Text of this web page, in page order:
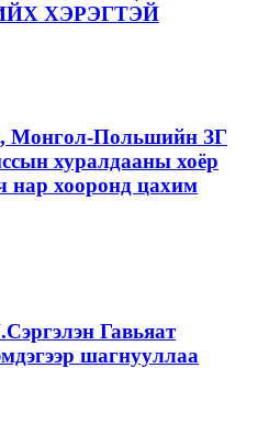
ХЭРЭГТЭЙ
Монгол-Польшийн ЗГ
хуралдааны хоёр
нар хооронд цахим
Гавьяат
шагнууллаа